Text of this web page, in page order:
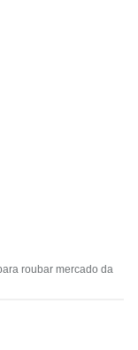
roubar mercado da